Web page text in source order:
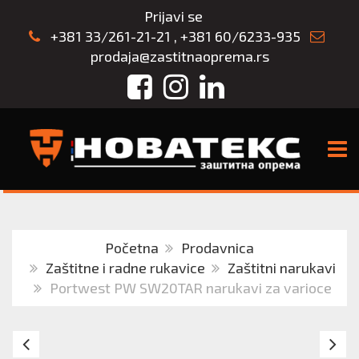
Prijavi se
+381 33/261-21-21 , +381 60/6233-935
prodaja@zastitnaoprema.rs
FacebookInstagram
LinkedIn
Početna
Prodavnica
Zaštitne i radne rukavice
Zaštitni narukavi
Portwest PW SW20TAR narukavi za varioce
FERROX